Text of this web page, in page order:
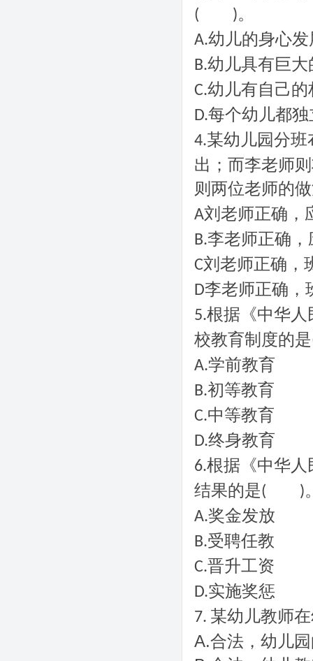
( )。
A.幼儿的身心
B.幼儿具有巨
C.幼儿有自己
D.每个幼儿都
4.某幼儿园分班
出；而李老师
则两位老师的
A刘老师正确，
B.李老师正确
C刘老师正确，
D李老师正确，
5.根据《中华人
校教育制度的是
A.学前教育
B.初等教育
C.中等教育
D.终身教育
6.根据《中华人
结果的是( )
A.奖金发放
B.受聘任教
C.晋升工资
D.实施奖惩
7. 某幼儿教师
A.合法，幼儿